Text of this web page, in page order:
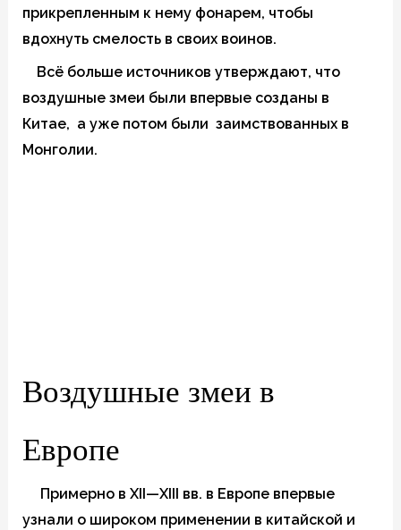
прикрепленным к нему фонарем, чтобы
вдохнуть смелость в своих воинов.
Всё больше источников утверждают, что
воздушные змеи были впервые созданы в
Китае, а уже потом были заимствованных в
Монголии.
Воздушные змеи в
Европе
Примерно в XII—XIII вв. в Европе впервые
узнали о широком применении в китайской и